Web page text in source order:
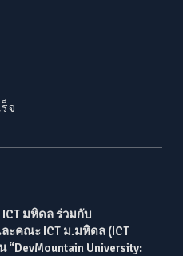
จ
มหิดล ร่วมกับ
ละคณะ ICT ม.มหิดล (ICT
“DevMountain University: